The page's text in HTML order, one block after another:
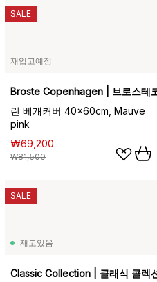
재입고예정
Broste Copenhagen | 브로스테
린 베개커버 40x60cm, Mauve
pink
₩69,200
₩81,500
SALE
재고있음
Classic Collection | 클래식 콜렉
SALE